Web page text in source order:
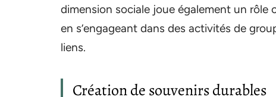
dimension sociale joue également un rôle
en s’engageant dans des activités de
liens.
Création de souvenirs durables